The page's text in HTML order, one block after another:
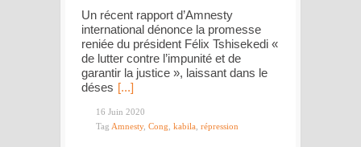
Un récent rapport d’Amnesty
international dénonce la promesse
reniée du président Félix Tshisekedi «
de lutter contre l’impunité et de
garantir la justice », laissant dans le
déses [...]
16 Juin 2020
Tag Amnesty, Cong, kabila, répression